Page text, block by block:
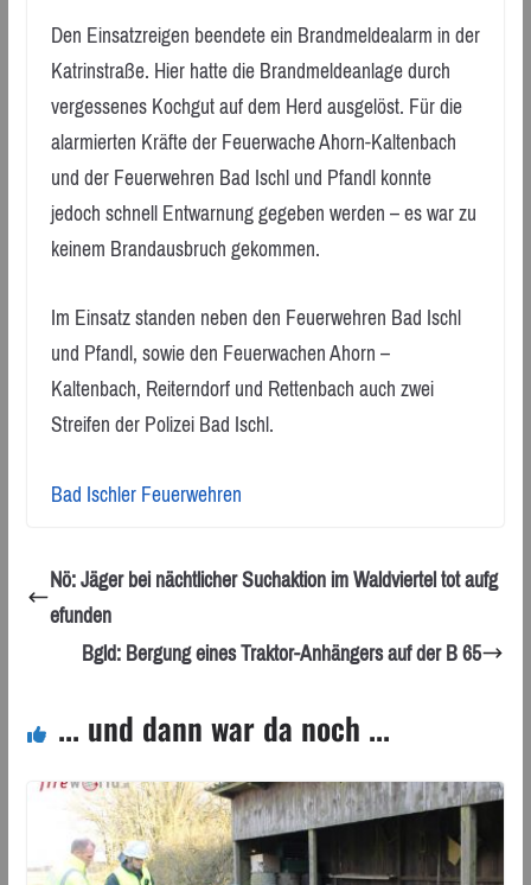
Den Einsatzreigen beendete ein Brandmeldealarm in der
Katrinstraße. Hier hatte die Brandmeldeanlage durch
vergessenes Kochgut auf dem Herd ausgelöst. Für die
alarmierten Kräfte der Feuerwache Ahorn-Kaltenbach
und der Feuerwehren Bad Ischl und Pfandl konnte
jedoch schnell Entwarnung gegeben werden – es war zu
keinem Brandausbruch gekommen.
Im Einsatz standen neben den Feuerwehren Bad Ischl
und Pfandl, sowie den Feuerwachen Ahorn –
Kaltenbach, Reiterndorf und Rettenbach auch zwei
Streifen der Polizei Bad Ischl.
Bad Ischler Feuerwehren
Nö: Jäger bei nächtlicher Suchaktion im Waldviertel tot aufg
efunden
Bgld: Bergung eines Traktor-Anhängers auf der B 65
... und dann war da noch ...